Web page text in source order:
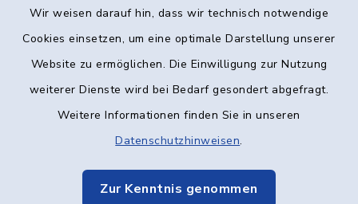
Wir weisen darauf hin, dass wir technisch notwendige
Cookies einsetzen, um eine optimale Darstellung unserer
Website zu ermöglichen. Die Einwilligung zur Nutzung
weiterer Dienste wird bei Bedarf gesondert abgefragt.
Weitere Informationen finden Sie in unseren
Datenschutzhinweisen.
Zur Kenntnis genommen
Datenschutz
Impressum
Sitemap